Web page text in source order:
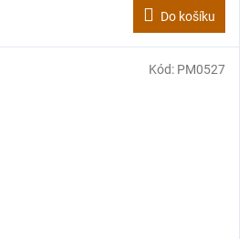
Do košíku
Kód: PM0527